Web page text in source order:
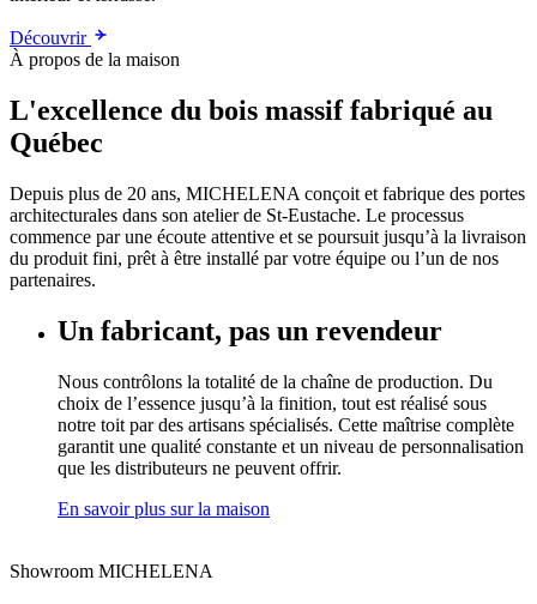
Découvrir
À propos de la maison
L'excellence du bois massif fabriqué au
Québec
Depuis plus de 20 ans, MICHELENA conçoit et fabrique des portes
architecturales dans son atelier de St-Eustache. Le processus
commence par une écoute attentive et se poursuit jusqu’à la livraison
du produit fini, prêt à être installé par votre équipe ou l’un de nos
partenaires.
Un fabricant, pas un revendeur
Nous contrôlons la totalité de la chaîne de production. Du
choix de l’essence jusqu’à la finition, tout est réalisé sous
notre toit par des artisans spécialisés. Cette maîtrise complète
garantit une qualité constante et un niveau de personnalisation
que les distributeurs ne peuvent offrir.
En savoir plus sur la maison
Showroom MICHELENA